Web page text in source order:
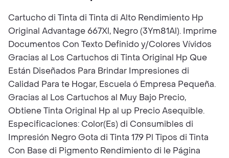
Cartucho di Tinta di Tinta di Alto Rendimiento Hp
Original Advantage 667Xl, Negro (3Ym81Al). Imprime
Documentos Con Texto Definido y/Colores Vívidos
Gracias al Los Cartuchos di Tinta Original Hp Que
Están Diseñados Para Brindar Impresiones di
Calidad Para te Hogar, Escuela ó Empresa Pequeña.
Gracias al Los Cartuchos al Muy Bajo Precio,
Obtiene Tinta Original Hp al up Precio Asequible.
Especificaciones: Color(Es) di Consumibles di
Impresión Negro Gota di Tinta 17.9 Pl Tipos di Tinta
Con Base di Pigmento Rendimiento di le Página